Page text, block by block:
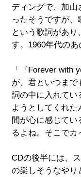
ディングで、加山
ったそうですが、
という歌詞があり
す。1960年代のあ
「『Forever with
が、君といつまで
詞の中に入れてい
ようとしてくれた
間が心に感じて
るよね。そこでカ
CDの後半には、
の楽しそうなやり